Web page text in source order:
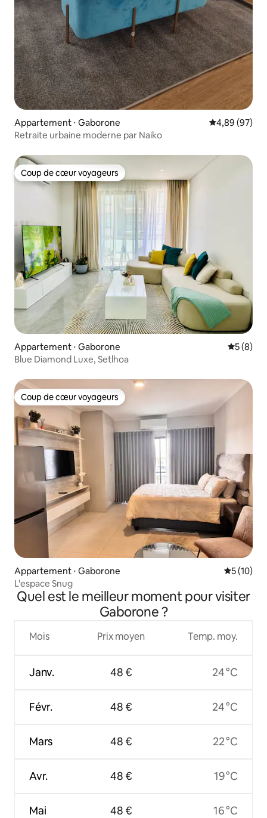
Appartement ⋅ Gaborone Évaluation
4,89 (97)
Retraite urbaine moderne par Naiko
Coup de cœur voyageurs
Coup de cœur voyageurs
Appartement ⋅ Gaborone
5 (8)
Blue Diamond Luxe, Setlhoa
Coup de cœur voyageurs
Coup de cœur voyageurs
Appartement ⋅ Gaborone
5 (10)
L'espace Snug
Quel est le meilleur moment pour visiter
Gaborone ?
Mois
Janv.
Févr.
Mars
Avr.
Mai
Prix moyen
48 €
48 €
48 €
48 €
48 €
Temp. moy.
24 °C
24 °C
22 °C
19 °C
16 °C